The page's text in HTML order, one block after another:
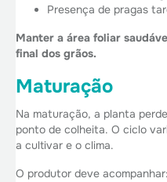
Presença de pragas
Manter a área foliar
final dos grãos.
Maturação
Na maturação, a planta
ponto de colheita. O ciclo
a cultivar e o clima.
O produtor deve acompanhar: